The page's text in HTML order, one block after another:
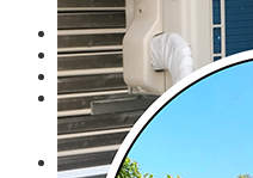
Linh kiện
Heat pump
Máy Ozone
Công Trình
Blog
Kiến Thức Chia sẻ
Tư Vấn Giải Pháp
Liên Hệ